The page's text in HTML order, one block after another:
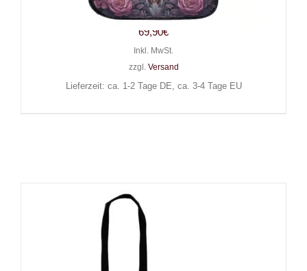
Butterfly
69,90€
Inkl. MwSt.
zzgl. Versand
Lieferzeit: ca. 1-2 Tage DE, ca. 3-4 Tage EU